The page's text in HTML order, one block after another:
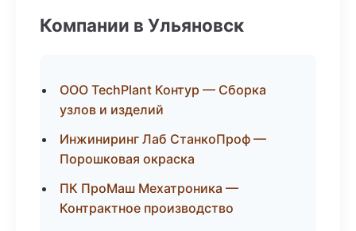
Компании в Ульяновск
ООО TechPlant Контур — Сборка
узлов и изделий
Инжиниринг Лаб СтанкоПроф —
Порошковая окраска
ПК ПроМаш Мехатроника —
Контрактное производство